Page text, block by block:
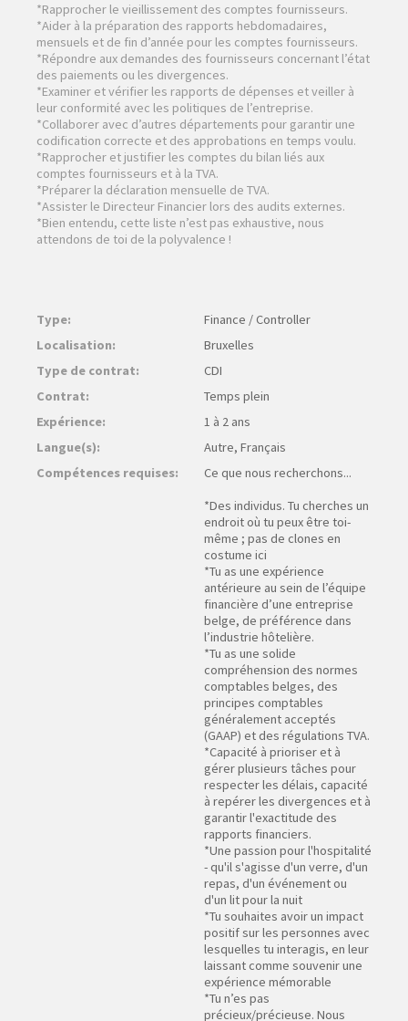
*Rapprocher le vieillissement des comptes fournisseurs.
*Aider à la préparation des rapports hebdomadaires,
mensuels et de fin d’année pour les comptes fournisseurs.
*Répondre aux demandes des fournisseurs concernant l’état
des paiements ou les divergences.
*Examiner et vérifier les rapports de dépenses et veiller à
leur conformité avec les politiques de l’entreprise.
*Collaborer avec d’autres départements pour garantir une
codification correcte et des approbations en temps voulu.
*Rapprocher et justifier les comptes du bilan liés aux
comptes fournisseurs et à la TVA.
*Préparer la déclaration mensuelle de TVA.
*Assister le Directeur Financier lors des audits externes.
*Bien entendu, cette liste n’est pas exhaustive, nous
attendons de toi de la polyvalence !
Type:
Finance / Controller
Localisation:
Bruxelles
Type de contrat:
CDI
Contrat:
Temps plein
Expérience:
1 à 2 ans
Langue(s):
Autre, Français
Compétences requises:
Ce que nous recherchons...
*Des individus. Tu cherches un
endroit où tu peux être toi-
même ; pas de clones en
costume ici
*Tu as une expérience
antérieure au sein de l’équipe
financière d’une entreprise
belge, de préférence dans
l’industrie hôtelière.
*Tu as une solide
compréhension des normes
comptables belges, des
principes comptables
généralement acceptés
(GAAP) et des régulations TVA.
*Capacité à prioriser et à
gérer plusieurs tâches pour
respecter les délais, capacité
à repérer les divergences et à
garantir l'exactitude des
rapports financiers.
*Une passion pour l'hospitalité
- qu'il s'agisse d'un verre, d'un
repas, d'un événement ou
d'un lit pour la nuit
*Tu souhaites avoir un impact
positif sur les personnes avec
lesquelles tu interagis, en leur
laissant comme souvenir une
expérience mémorable
*Tu n’es pas
précieux/précieuse. Nous